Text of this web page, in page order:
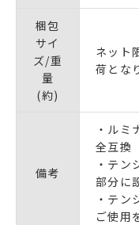
梱包
サイ
ズ/重
量
(約)
ネット
荷とな
備考
・ル
全互換
・テン
部分に
・テン
ご使用